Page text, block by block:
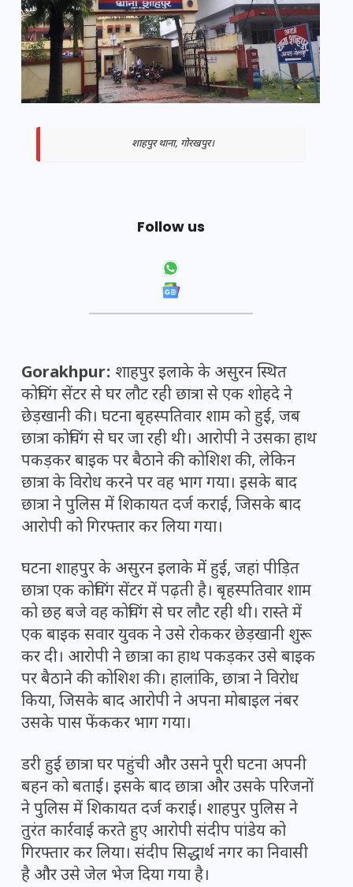
शाहपुर थाना, गोरखपुर।
Follow us
Gorakhpur: शाहपुर इलाके के असुरन स्थित
कोचिंग सेंटर से घर लौट रही छात्रा से एक शोहदे ने
छेड़खानी की। घटना बृहस्पतिवार शाम को हुई, जब
छात्रा कोचिंग से घर जा रही थी। आरोपी ने उसका हाथ
पकड़कर बाइक पर बैठाने की कोशिश की, लेकिन
छात्रा के विरोध करने पर वह भाग गया। इसके बाद
छात्रा ने पुलिस में शिकायत दर्ज कराई, जिसके बाद
आरोपी को गिरफ्तार कर लिया गया।
घटना शाहपुर के असुरन इलाके में हुई, जहां पीड़ित
छात्रा एक कोचिंग सेंटर में पढ़ती है। बृहस्पतिवार शाम
को छह बजे वह कोचिंग से घर लौट रही थी। रास्ते में
एक बाइक सवार युवक ने उसे रोककर छेड़खानी शुरू
कर दी। आरोपी ने छात्रा का हाथ पकड़कर उसे बाइक
पर बैठाने की कोशिश की। हालांकि, छात्रा ने विरोध
किया, जिसके बाद आरोपी ने अपना मोबाइल नंबर
उसके पास फेंककर भाग गया।
डरी हुई छात्रा घर पहुंची और उसने पूरी घटना अपनी
बहन को बताई। इसके बाद छात्रा और उसके परिजनों
ने पुलिस में शिकायत दर्ज कराई। शाहपुर पुलिस ने
तुरंत कार्रवाई करते हुए आरोपी संदीप पांडेय को
गिरफ्तार कर लिया। संदीप सिद्धार्थ नगर का निवासी
है और उसे जेल भेज दिया गया है।